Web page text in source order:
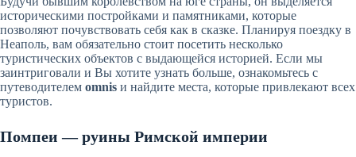
историческими постройками и памятниками, которые
позволяют почувствовать себя как в сказке. Планируя поездку в
Неаполь, вам обязательно стоит посетить несколько
туристических объектов с выдающейся историей. Если мы
заинтриговали и Вы хотите узнать больше, ознакомьтесь с
путеводителем omnis и найдите места, которые привлекают всех
туристов.
Помпеи — руины Римской империи